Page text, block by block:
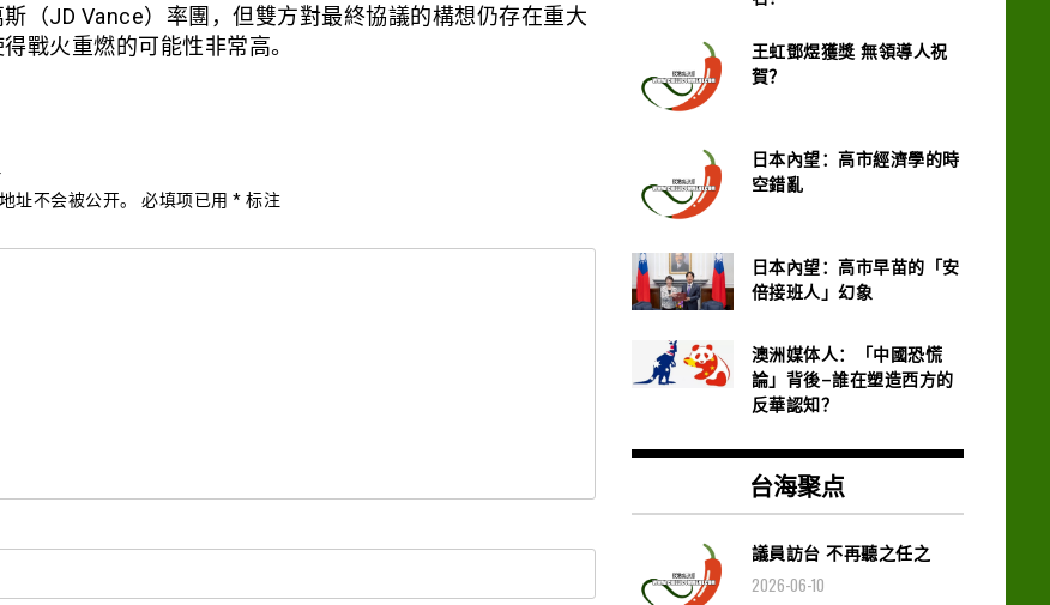
斯（JD Vance）率團，但雙方對最終協議的構想仍存在重大
戰火重燃的可能性非常高。
址不会被公开。 必填项已用 * 标注
王虹鄧煜獲獎 無領導人祝
賀？
日本內望：高市經濟學的時
空錯亂
日本內望：高市早苗的「安
倍接班人」幻象
澳洲媒体人：「中國恐慌
論」背後–誰在塑造西方的
反華認知？
台海聚点
議員訪台 不再聽之任之
2026-06-10